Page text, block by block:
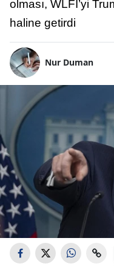
olması, WLFI’yi
haline getirdi
Nur Duman